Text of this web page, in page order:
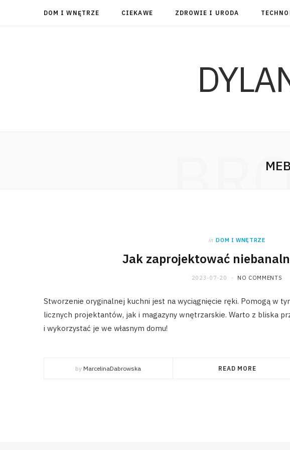
DOM I WNĘTRZE CIEKAWE ZDROWIE I URODA
in DOM I WNĘTRZE
Jak zaprojektować
2023-07-20 NO COMMENTS
Stworzenie oryginalnej kuchni jest na wyciągnięcie ręki. Pomogą w
licznych projektantów, jak i magazyny wnętrzarskie. Warto z bliska
i wykorzystać je we własnym domu!
by MarcelinaDabrowska READ MORE